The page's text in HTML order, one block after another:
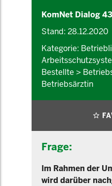
KomNet Dialog
Stand: 28.12.2020
Kategorie:
Bestellte >
Betriebsärztin
Frage:
Im Rahmen der
wird darüber